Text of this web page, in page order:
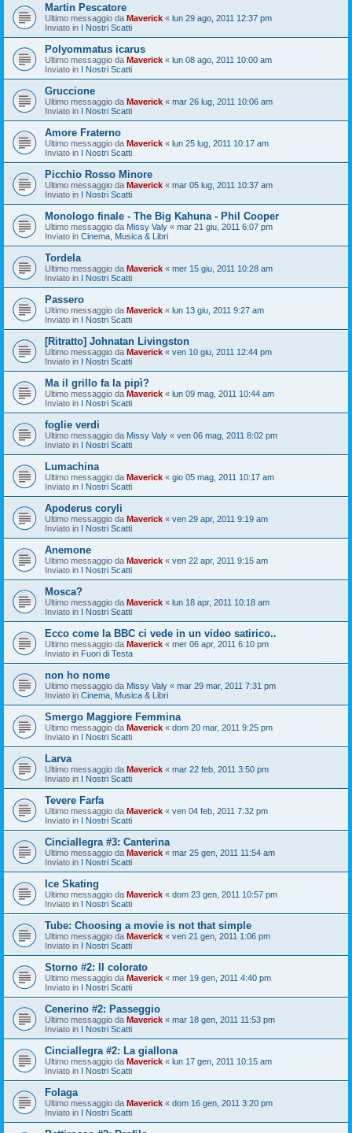
Martin Pescatore
Ultimo messaggio da Maverick « lun 29 ago, 2011 12:37 pm
Inviato in I Nostri Scatti
Polyommatus icarus
Ultimo messaggio da Maverick « lun 08 ago, 2011 10:00 am
Inviato in I Nostri Scatti
Gruccione
Ultimo messaggio da Maverick « mar 26 lug, 2011 10:06 am
Inviato in I Nostri Scatti
Amore Fraterno
Ultimo messaggio da Maverick « lun 25 lug, 2011 10:17 am
Inviato in I Nostri Scatti
Picchio Rosso Minore
Ultimo messaggio da Maverick « mar 05 lug, 2011 10:37 am
Inviato in I Nostri Scatti
Monologo finale - The Big Kahuna - Phil Cooper
Ultimo messaggio da Missy Valy « mar 21 giu, 2011 6:07 pm
Inviato in Cinema, Musica & Libri
Tordela
Ultimo messaggio da Maverick « mer 15 giu, 2011 10:28 am
Inviato in I Nostri Scatti
Passero
Ultimo messaggio da Maverick « lun 13 giu, 2011 9:27 am
Inviato in I Nostri Scatti
[Ritratto] Johnatan Livingston
Ultimo messaggio da Maverick « ven 10 giu, 2011 12:44 pm
Inviato in I Nostri Scatti
Ma il grillo fa la pipì?
Ultimo messaggio da Maverick « lun 09 mag, 2011 10:44 am
Inviato in I Nostri Scatti
foglie verdi
Ultimo messaggio da Missy Valy « ven 06 mag, 2011 8:02 pm
Inviato in I Nostri Scatti
Lumachina
Ultimo messaggio da Maverick « gio 05 mag, 2011 10:17 am
Inviato in I Nostri Scatti
Apoderus coryli
Ultimo messaggio da Maverick « ven 29 apr, 2011 9:19 am
Inviato in I Nostri Scatti
Anemone
Ultimo messaggio da Maverick « ven 22 apr, 2011 9:15 am
Inviato in I Nostri Scatti
Mosca?
Ultimo messaggio da Maverick « lun 18 apr, 2011 10:18 am
Inviato in I Nostri Scatti
Ecco come la BBC ci vede in un video satirico..
Ultimo messaggio da Maverick « mer 06 apr, 2011 6:10 pm
Inviato in Fuori di Testa
non ho nome
Ultimo messaggio da Missy Valy « mar 29 mar, 2011 7:31 pm
Inviato in Cinema, Musica & Libri
Smergo Maggiore Femmina
Ultimo messaggio da Maverick « dom 20 mar, 2011 9:25 pm
Inviato in I Nostri Scatti
Larva
Ultimo messaggio da Maverick « mar 22 feb, 2011 3:50 pm
Inviato in I Nostri Scatti
Tevere Farfa
Ultimo messaggio da Maverick « ven 04 feb, 2011 7:32 pm
Inviato in I Nostri Scatti
Cinciallegra #3: Canterina
Ultimo messaggio da Maverick « mar 25 gen, 2011 11:54 am
Inviato in I Nostri Scatti
Ice Skating
Ultimo messaggio da Maverick « dom 23 gen, 2011 10:57 pm
Inviato in I Nostri Scatti
Tube: Choosing a movie is not that simple
Ultimo messaggio da Maverick « ven 21 gen, 2011 1:06 pm
Inviato in I Nostri Scatti
Storno #2: Il colorato
Ultimo messaggio da Maverick « mer 19 gen, 2011 4:40 pm
Inviato in I Nostri Scatti
Cenerino #2: Passeggio
Ultimo messaggio da Maverick « mar 18 gen, 2011 11:53 pm
Inviato in I Nostri Scatti
Cinciallegra #2: La giallona
Ultimo messaggio da Maverick « lun 17 gen, 2011 10:15 am
Inviato in I Nostri Scatti
Folaga
Ultimo messaggio da Maverick « dom 16 gen, 2011 3:20 pm
Inviato in I Nostri Scatti